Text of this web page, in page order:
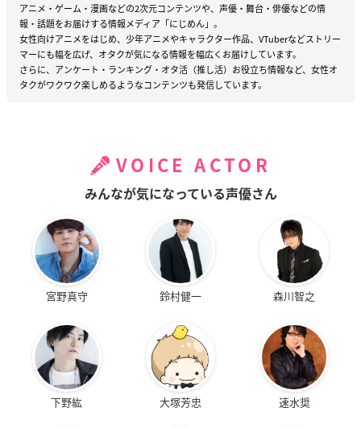
アニメ・ゲーム・漫画などの2次元コンテンツや、声優・舞台・俳優などの情
報・話題をお届けする情報メディア「にじめん」。
女性向けアニメをはじめ、少年アニメやキャラクター作品、VTuberなどストリー
マーにも幅を広げ、オタクが気になる情報を幅広くお届けしています。
さらに、アンケート・ランキング・オタ活（推し活）お役立ち情報など、女性オ
タクがワクワク楽しめるようなコンテンツも発信しています。
VOICE ACTOR
みんなが気になっている声優さん
宮野真守 鈴村健一 森川智之
下野紘 大塚芳忠 速水奨